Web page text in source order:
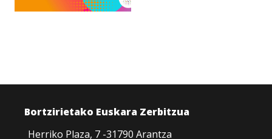
Bortzirietako Euskara Zerbitzua
Herriko Plaza, 7 -31790 Arantza